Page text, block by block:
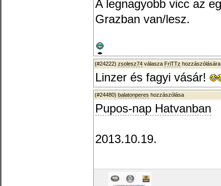
A legnagyobb vicc az
Grazban van/lesz.
(#24222) zsolesz74 válasza FriTTz
Linzer és fagyi vásár!
(#24480) balatonperes hozzászólása
Pupos-nap Hatvanban
2013.10.19.